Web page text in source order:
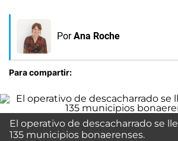
Por Ana Roche
Para compartir:
El operativo de descacharrado se
135 municipios bonaerenses.